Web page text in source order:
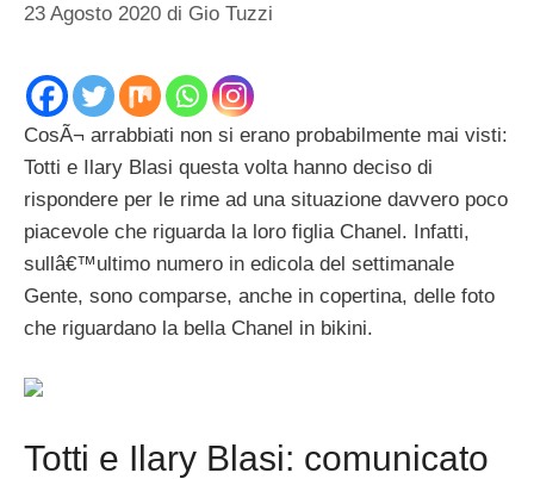
23 Agosto 2020 di Gio Tuzzi
CosÃ¬ arrabbiati non si erano probabilmente mai visti:
Totti e Ilary Blasi questa volta hanno deciso di
rispondere per le rime ad una situazione davvero poco
piacevole che riguarda la loro figlia Chanel. Infatti,
sullâ€™ultimo numero in edicola del settimanale
Gente, sono comparse, anche in copertina, delle foto
che riguardano la bella Chanel in bikini.
Totti e Ilary Blasi: comunicato